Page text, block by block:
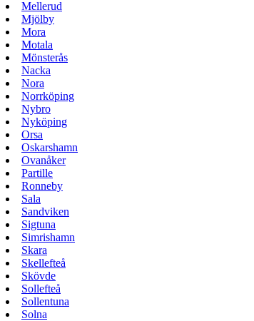
Mellerud
Mjölby
Mora
Motala
Mönsterås
Nacka
Nora
Norrköping
Nybro
Nyköping
Orsa
Oskarshamn
Ovanåker
Partille
Ronneby
Sala
Sandviken
Sigtuna
Simrishamn
Skara
Skellefteå
Skövde
Sollefteå
Sollentuna
Solna